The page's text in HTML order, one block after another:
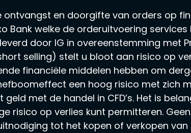
ontvangst en doorgifte van orders op
Bank welke de orderuitvoering
door IG in overeenstemming met
selling) stelt u bloot aan risico op
financiële middelen hebben om
een hoog risico met zich
met de handel in CFD’s. Het is
risico op verlies kunt permitteren.
tot het kopen of verkopen